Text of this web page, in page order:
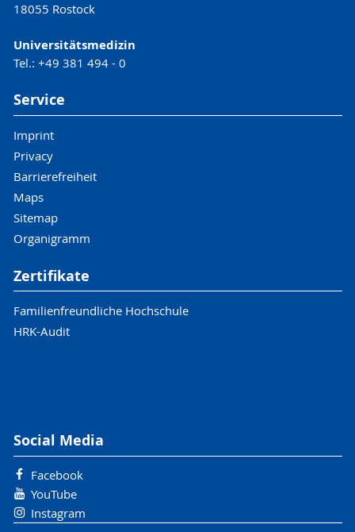
18055 Rostock
Universitätsmedizin
Tel.: +49 381 494 - 0
Service
Imprint
Privacy
Barrierefreiheit
Maps
Sitemap
Organigramm
Zertifikate
Familienfreundliche Hochschule
HRK-Audit
Social Media
Facebook
YouTube
Instagram